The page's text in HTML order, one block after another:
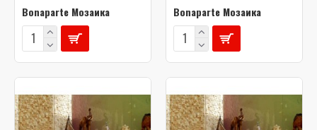
Bonaparte Мозаика Bonaparte Мозаика